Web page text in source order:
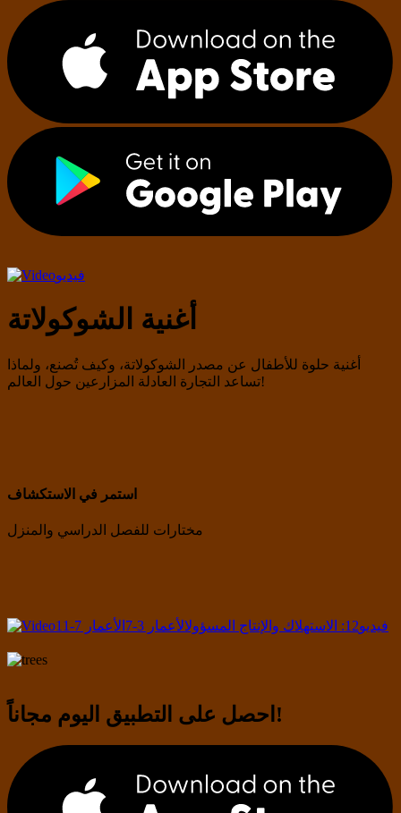
فيديو
أغنية الشوكولاتة
أغنية حلوة للأطفال عن مصدر الشوكولاتة، وكيف تُصنع، ولماذا
تساعد التجارة العادلة المزارعين حول العالم!
استمر في الاستكشاف
مختارات للفصل الدراسي والمنزل
فيديو12: الاستهلاك والإنتاج المسؤول الأعمار 3-7 الأعمار 7-11
احصل على التطبيق اليوم مجاناً!